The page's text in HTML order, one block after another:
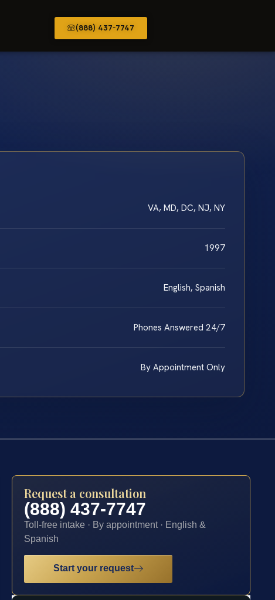
(888) 437-7747
VA, MD, DC, NJ, NY
1997
English, Spanish
Phones Answered 24/7
By Appointment Only
Request a consultation
(888) 437-7747
Toll-free intake · By appointment · English &
Spanish
Start your request